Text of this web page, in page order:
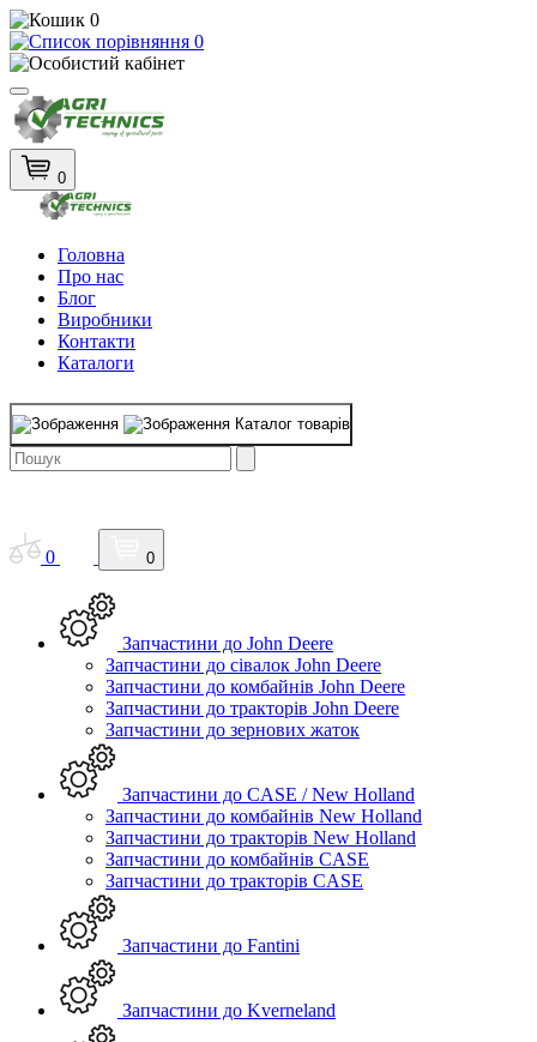
0
0
0
Головна
Про нас
Блог
Виробники
Контакти
Каталоги
Каталог товарів
0 0
Запчастини до John Deere
Запчастини до сівалок John Deere
Запчастини до комбайнів John Deere
Запчастини до тракторів John Deere
Запчастини до зернових жаток
Запчастини до CASE / New Holland
Запчастини до комбайнів New Holland
Запчастини до тракторів New Holland
Запчастини до комбайнів CASE
Запчастини до тракторів CASE
Запчастини до Fantini
Запчастини до Kverneland